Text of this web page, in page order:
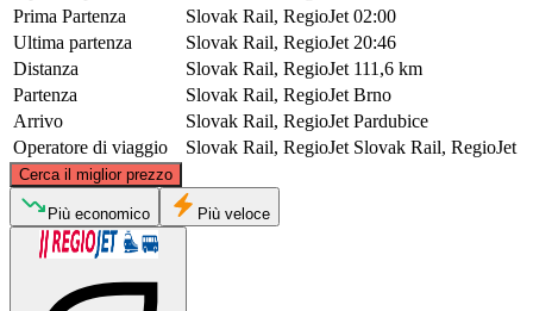
Prima Partenza
Slovak Rail, RegioJet 02:00
Ultima partenza
Slovak Rail, RegioJet 20:46
Distanza
Slovak Rail, RegioJet 111,6 km
Partenza
Slovak Rail, RegioJet Brno
Arrivo
Slovak Rail, RegioJet Pardubice
Operatore di viaggio
Slovak Rail, RegioJet Slovak Rail, RegioJet
Cerca il miglior prezzo
Pardubice
©CARTO, ©OpenStreetMapcontributors
Più economico Più veloce